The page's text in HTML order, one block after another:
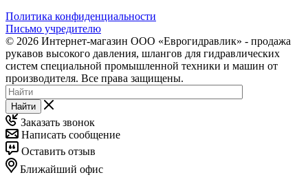
Политика конфиденциальности
Письмо учредителю
© 2026 Интернет-магазин ООО «Еврогидравлик» - продажа
рукавов высокого давления, шлангов для гидравлических
систем специальной промышленной техники и машин от
производителя. Все права защищены.
Найти
Заказать звонок
Написать сообщение
Оставить отзыв
Ближайший офис